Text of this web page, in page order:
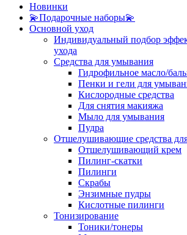
Новинки
💫Подарочные наборы💫
Основной уход
Индивидуальный подбор
ухода
Средства для умывания
Гидрофильное масло/
Пенки и гели для
Кислородные средства
Для снятия макияжа
Мыло для умывания
Пудра
Отшелушивающие средства
Отшелушивающий крем
Пилинг-скатки
Пилинги
Скрабы
Энзимные пудры
Кислотные пилинги
Тонизирование
Тоники/тонеры